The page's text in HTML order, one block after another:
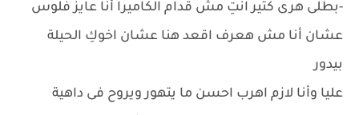
-بطلى هرى كتير انتِ مش قدام الكاميرا أنا عايز فلوس
عشان أنا مش هعرف اقعد هنا عشان اخوكِ الحيلة
بيدور
عليا وأنا لازم اهرب احسن ما يتهور ويروح فى داهية